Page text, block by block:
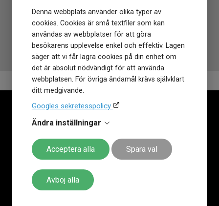
Denna webbplats använder olika typer av
cookies. Cookies är små textfiler som kan
användas av webbplatser för att göra
besökarens upplevelse enkel och effektiv. Lagen
säger att vi får lagra cookies på din enhet om
det är absolut nödvändigt för att använda
webbplatsen. För övriga ändamål krävs självklart
ditt medgivande.
Googles sekretesspolicy
Ändra inställningar
Acceptera alla Spara val
Avböj alla
inte går av för hackor. Behöver dujustera armbandet
ocksågratis i alla Klockmasterbutiker. Klockmaster har
funnits sedan 1972 på den Svenska marknaden!
Kontaktuppgifter
Telefonväxel